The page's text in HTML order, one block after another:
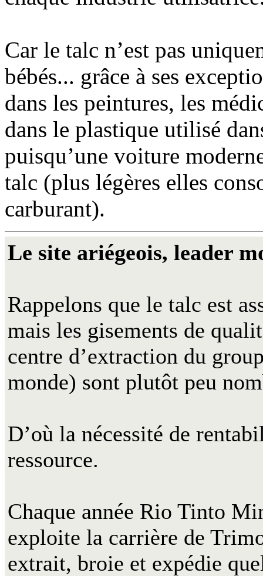
Car le talc n’est pas
bébés... grâce à ses
dans les peintures, les
dans le plastique utilisé
puisqu’une voiture
talc (plus légères elles
carburant).
Le site ariégeois, leader
Rappelons que le talc est
mais les gisements de
centre d’extraction du
monde) sont plutôt peu
D’où la nécessité de
ressource.
Chaque année Rio Tinto
exploite la carrière de
extrait, broie et expédie